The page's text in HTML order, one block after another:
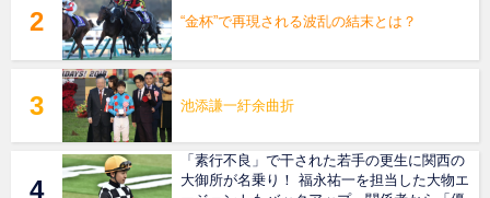
“金杯”で再現される波乱の結末とは？
池添謙一紆余曲折
「素行不良」で干された若手の更生に関西の
大御所が名乗り！ 福永祐一を担当した大物エ